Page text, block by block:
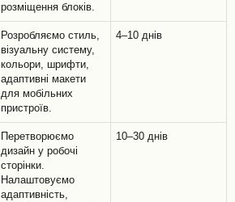
розміщення блоків.
Розробляємо стиль,
візуальну систему,
кольори, шрифти,
адаптивні макети
для мобільних
пристроїв.
4–10 днів
Перетворюємо
дизайн у робочі
сторінки.
Налаштовуємо
адаптивність,
10–30 днів